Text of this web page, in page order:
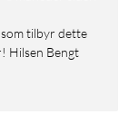
Hilsen Bengt